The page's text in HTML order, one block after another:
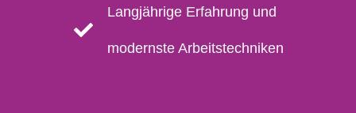
Langjährige Erfahrung und
modernste Arbeitstechniken